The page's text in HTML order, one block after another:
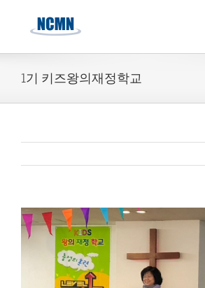
1기 키즈왕의재정학교
View
Larger
Image